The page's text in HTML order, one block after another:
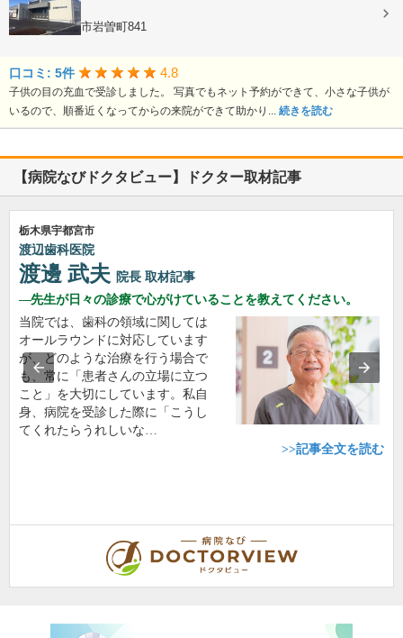
眼科
栃木県宇都宮市岩曽町841
口コミ: 5件 4.8
子供の目の充血で受診しました。 写真でもネット予約ができて、小さな子供が
いるので、順番近くなってからの来院ができて助かり... 続きを読む
【病院なびドクタビュー】ドクター取材記事
栃木県宇都宮市
渡辺歯科医院
渡邊 武夫 院長 取材記事
先生が日々の診療で心がけていることを教えてください。
当院では、歯科の領域に関しては
オールラウンドに対応しています
が、どのような治療を行う場合で
も、常に「患者さんの立場に立つ
こと」を大切にしています。私自
身、病院を受診した際に「こうし
てくれたらうれしいな…
>>記事全文を読む